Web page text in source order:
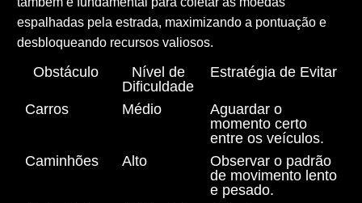
espalhadas pela estrada, maximizando a pontuação e
desbloqueando recursos valiosos.
Obstáculo
Nível de
Dificuldade
Estratégia de Evitar
Carros Médio
Aguardar o
momento certo
entre os veículos.
Caminhões
Alto
Observar o padrão
de movimento lento
e pesado.